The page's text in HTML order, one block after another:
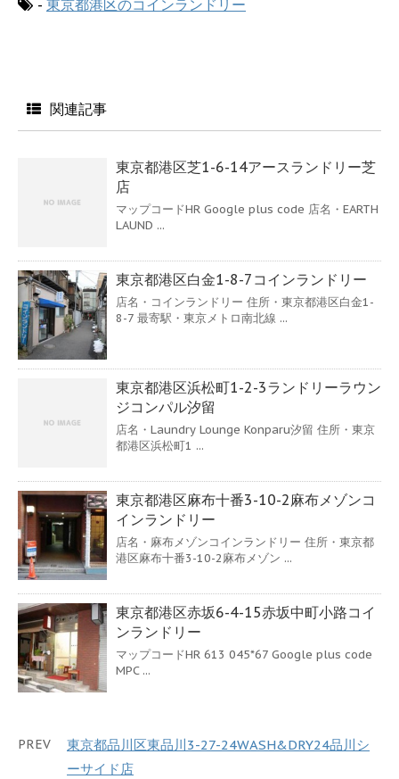
- 東京都港区のコインランドリー
関連記事
東京都港区芝1-6-14アースランドリー芝
店
マップコードHR Google plus code 店名・EARTH
LAUND ...
東京都港区白金1-8-7コインランドリー
店名・コインランドリー 住所・東京都港区白金1-
8-7 最寄駅・東京メトロ南北線 ...
東京都港区浜松町1-2-3ランドリーラウン
ジコンパル汐留
店名・Laundry Lounge Konparu汐留 住所・東京
都港区浜松町1 ...
東京都港区麻布十番3-10-2麻布メゾンコ
インランドリー
店名・麻布メゾンコインランドリー 住所・東京都
港区麻布十番3-10-2麻布メゾン ...
東京都港区赤坂6-4-15赤坂中町小路コイ
ンランドリー
マップコードHR 613 045*67 Google plus code
MPC ...
PREV
東京都品川区東品川3-27-24WASH&DRY24品川シ
ーサイド店